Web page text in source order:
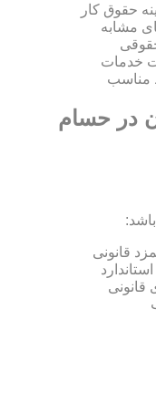
حقوق کار
مشابه
خدمات
مناسب
در حسام
قانونی
قانونی